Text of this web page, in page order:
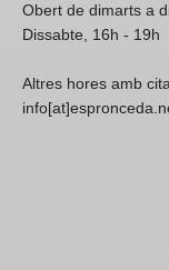
Obert de dimarts a
Dissabte, 16h - 19h
Altres hores amb